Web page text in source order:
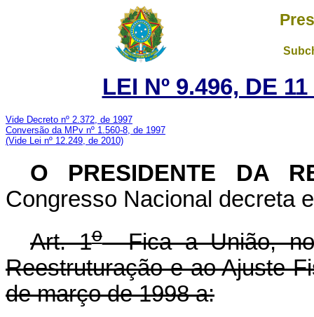
LEI Nº 9.496, DE
Vide Decreto nº 2.372, de 1997
Conversão da MPv nº 1.560-8, de 1997
(Vide Lei nº 12.249, de 2010)
O PRESIDENTE DA
Congresso Nacional decreta
Art. 1oFica a União, no
Reestruturação e ao Ajuste
de março de 1998 a: